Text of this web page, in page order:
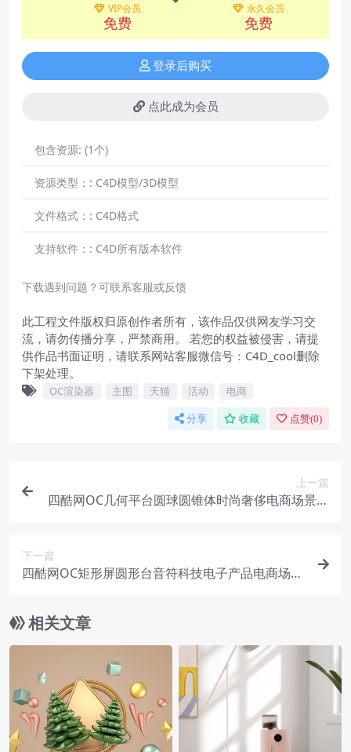
VIP会员
免费
永久会员
免费
登录后购买
点此成为会员
包含资源: (1个)
资源类型：: C4D模型/3D模型
文件格式：: C4D格式
支持软件：: C4D所有版本软件
下载遇到问题？可联系客服或反馈
此工程文件版权归原创作者所有，该作品仅供网友学习交
流，请勿传播分享，严禁商用。 若您的权益被侵害，请提
供作品书面证明，请联系网站客服微信号：C4D_cool删除
下架处理。
OC渲染器 主图 天猫 活动 电商
分享 收藏 点赞(0)
上一篇
四酷网OC几何平台圆球圆锥体时尚奢侈电商场景模
下一篇
四酷网OC矩形屏圆形台音符科技电子产品电商场景
相关文章